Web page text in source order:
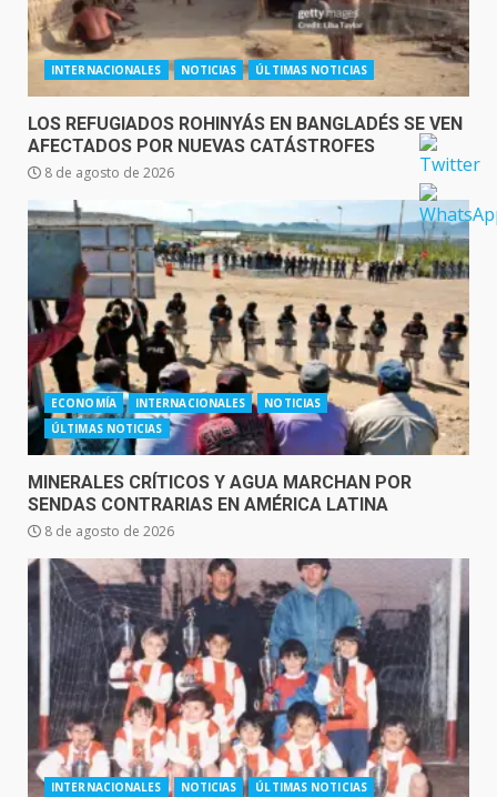
INTERNACIONALES NOTICIAS ÚLTIMAS NOTICIAS
LOS REFUGIADOS ROHINYÁS EN BANGLADÉS SE VEN
AFECTADOS POR NUEVAS CATÁSTROFES
8 de agosto de 2026
ECONOMÍA INTERNACIONALES
NOTICIAS
ÚLTIMAS NOTICIAS
MINERALES CRÍTICOS Y AGUA MARCHAN POR
SENDAS CONTRARIAS EN AMÉRICA LATINA
8 de agosto de 2026
INTERNACIONALES NOTICIAS ÚLTIMAS NOTICIAS